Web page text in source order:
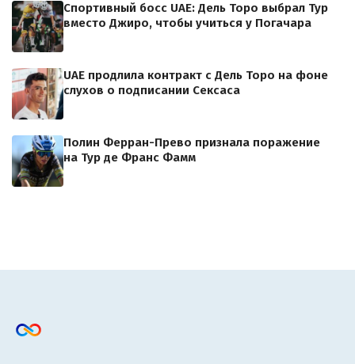
Спортивный босс UAE: Дель Торо выбрал Тур
вместо Джиро, чтобы учиться у Погачара
UAE продлила контракт с Дель Торо на фоне
слухов о подписании Сексаса
Полин Ферран-Прево признала поражение
на Тур де Франс Фамм